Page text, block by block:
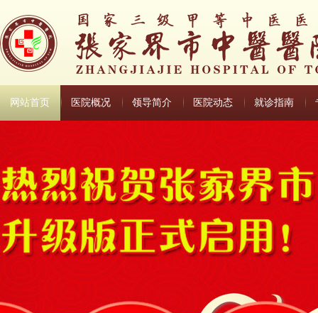
网站首页 医院概况 领导简介 医院动态 就诊指南